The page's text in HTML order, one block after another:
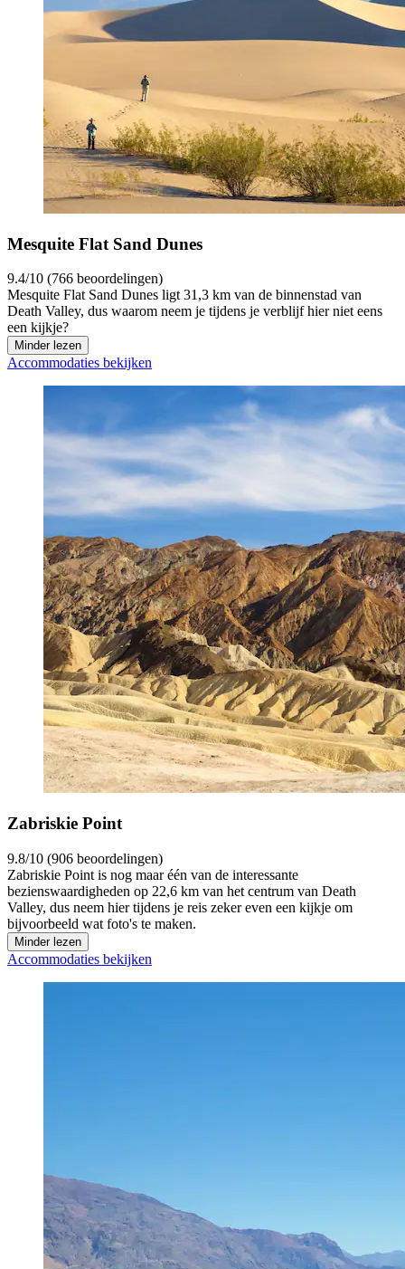
Mesquite Flat Sand Dunes
9.4/10 (766 beoordelingen)
Mesquite Flat Sand Dunes ligt 31,3 km van de binnenstad van
Death Valley, dus waarom neem je tijdens je verblijf hier niet eens
een kijkje?
Minder lezen
Accommodaties bekijken
Zabriskie Point
9.8/10 (906 beoordelingen)
Zabriskie Point is nog maar één van de interessante
bezienswaardigheden op 22,6 km van het centrum van Death
Valley, dus neem hier tijdens je reis zeker even een kijkje om
bijvoorbeeld wat foto's te maken.
Minder lezen
Accommodaties bekijken